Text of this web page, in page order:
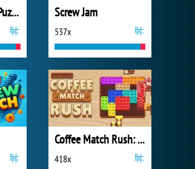
Bolts and Nuts: Puzzle Screw Jam
537x
Coffee Match Rush: Sort Puzzle
418x